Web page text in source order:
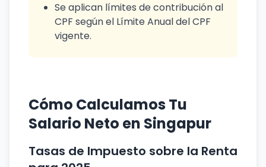
Se aplican límites de contribución al
CPF según el Límite Anual del CPF
vigente.
Cómo Calculamos Tu
Salario Neto en Singapur
Tasas de Impuesto sobre la Renta